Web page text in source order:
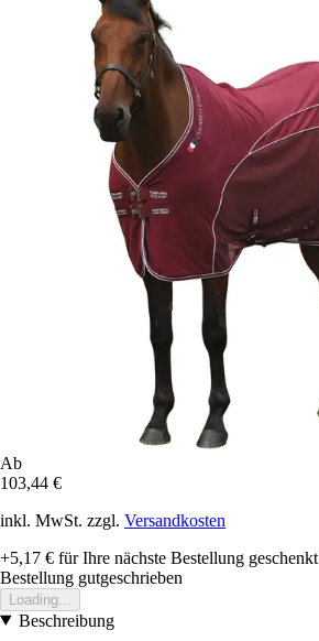
Ab
103,44 €
inkl. MwSt. zzgl. Versandkosten
+5,17 € für Ihre nächste Bestellung geschenkt
Bestellung gutgeschrieben
Loading...
Beschreibung